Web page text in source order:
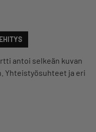
antoi selkeän kuvan
Yhteistyösuhteet ja eri